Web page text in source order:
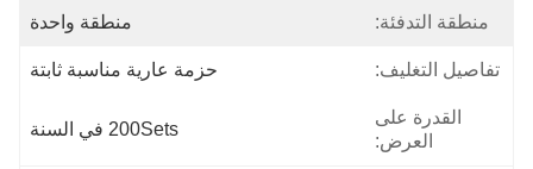
منطقة التدفئة: منطقة واحدة
تفاصيل التغليف: حزمة عارية مناسبة ثابتة
القدرة على
العرض:
200Sets في السنة